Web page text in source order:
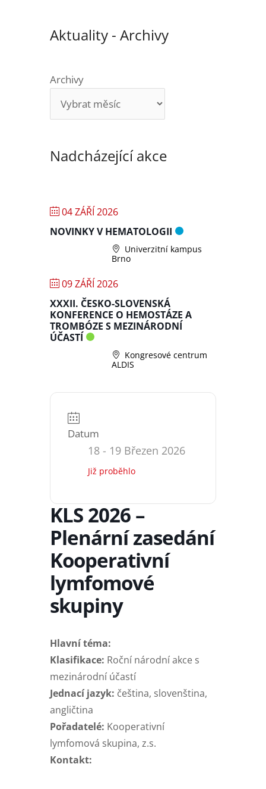
Aktuality - Archivy
Archivy
Nadcházející akce
04 ZÁŘÍ 2026
NOVINKY V HEMATOLOGII
Univerzitní kampus
Brno
09 ZÁŘÍ 2026
XXXII. ČESKO-SLOVENSKÁ
KONFERENCE O HEMOSTÁZE A
TROMBÓZE S MEZINÁRODNÍ
ÚČASTÍ
Kongresové centrum
ALDIS
Datum
18 - 19 Březen 2026
Již proběhlo
KLS 2026 –
Plenární zasedání
Kooperativní
lymfomové
skupiny
Hlavní téma:
Klasifikace: Roční národní akce s
mezinárodní účastí
Jednací jazyk: čeština, slovenština,
angličtina
Pořadatelé: Kooperativní
lymfomová skupina, z.s.
Kontakt: